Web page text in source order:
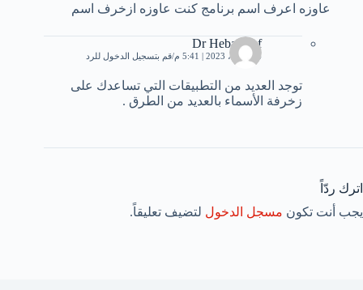
عاوزه اعرف اسم برنامج كنت عاوزه ازخرف اسم
Dr Heba Atef
24 أبريل، 2023 | 5:41 م قم بتسجيل الدخول للرد
توجد العديد من التطبيقات التي تساعدك على
زخرفة الأسماء بالعديد من الطرق .
اترك ردّاً
يجب أنت تكون مسجل الدخول لتضيف تعليقاً.